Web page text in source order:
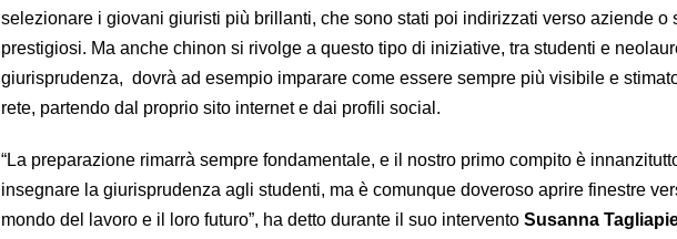
selezionare i giovani giuristi più brillanti, che sono stati poi indirizzati verso aziende o
prestigiosi. Ma anche chinon si rivolge a questo tipo di iniziative, tra studenti e
giurisprudenza, dovrà ad esempio imparare come essere sempre più visibile e
rete, partendo dal proprio sito internet e dai profili social.
“La preparazione rimarrà sempre fondamentale, e il nostro primo compito è
insegnare la giurisprudenza agli studenti, ma è comunque doveroso aprire finestre
mondo del lavoro e il loro futuro”, ha detto durante il suo intervento Susanna